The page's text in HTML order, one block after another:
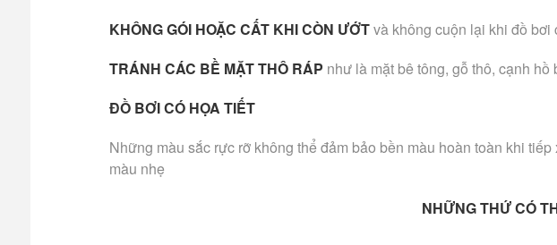
KHÔNG GÓI HOẶC CẤT KHI CÒN ƯỚTvà không cuộn lại khi đồ bơi
TRÁNH CÁC BỀ MẶT THÔ RÁP như là mặt bê tông, gỗ thô, cạnh
ĐỒ BƠI CÓ HỌA TIẾT
Những màu sắc rực rỡ không thể đảm bảo bền màu hoàn toàn khi
màu nhẹ
NHỮNG THỨ CÓ